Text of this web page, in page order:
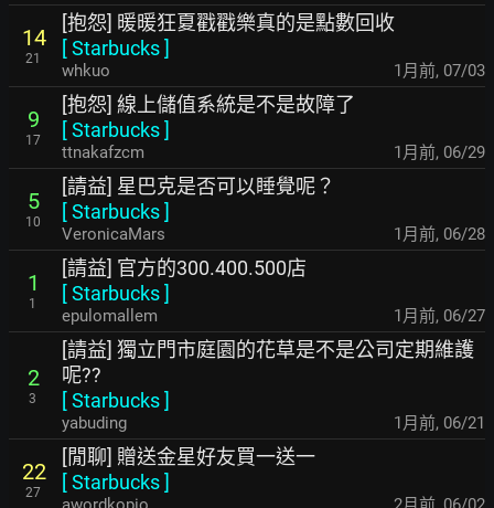
14
21
[抱怨] 暖暖狂夏戳戳樂真的是點數回收
[Starbucks]
whkuo 1月前, 07/03
9
17
[抱怨] 線上儲值系統是不是故障了
[Starbucks]
ttnakafzcm 1月前, 06/29
5
10
[請益] 星巴克是否可以睡覺呢？
[Starbucks]
VeronicaMars 1月前, 06/28
1
1
[請益] 官方的300.400.500店
[Starbucks]
epulomallem 1月前, 06/27
2
3
[請益] 獨立門市庭園的花草是不是公司定期維護
呢??
[Starbucks]
yabuding 1月前, 06/21
22
27
[閒聊] 贈送金星好友買一送一
[Starbucks]